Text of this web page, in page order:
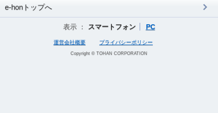
e-honトップへ
表示 ： スマートフォン PC
運営会社概要 プライバシーポリシー
Copyright © TOHAN CORPORATION